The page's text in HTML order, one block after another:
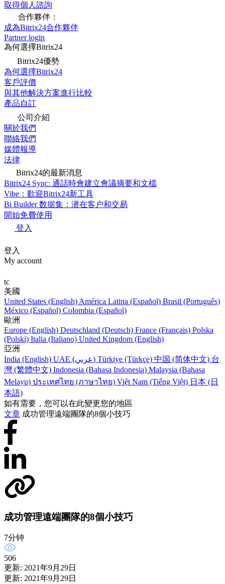
取得個人諮詢
合作夥伴：
成為Bitrix24合作夥伴
Partner login
為何選擇Bitrix24
Bitrix24優勢
為何選擇Bitrix24
客戶評價
與其他解決方案進行比較
產品自訂
公司介紹
關於我們
聯絡我們
媒體報導
法律
Bitrix24的最新消息
Bitrix24 Sync: 通話時會建立會議摘要和文檔
Vibe：歡迎Bitrix24新工具
Bi Builder 数据集：潜在客户和交易
開始免費使用
登入
登入
My account
tc
美國
United States (English) América Latina (Español) Brasil (Português)
México (Español) Colombia (Español)
歐洲
Europe (English) Deutschland (Deutsch) France (Français) Polska
(Polski) Italia (Italiano) United Kingdom (English)
亞洲
India (English)
UAE (عربي) Türkiye (Türkçe) 中国 (简体中文) 台
灣 (繁體中文) Indonesia (Bahasa Indonesia) Malaysia (Bahasa
Melayu) ประเทศไทย (ภาษาไทย) Việt Nam (Tiếng Việt) 日本 (日
本語)
如有需要，您可以在此變更您的地區
文章 成功管理遠端團隊的8個小技巧
成功管理遠端團隊的8個小技巧
7分钟
506
更新: 2021年9月29日
更新: 2021年9月29日